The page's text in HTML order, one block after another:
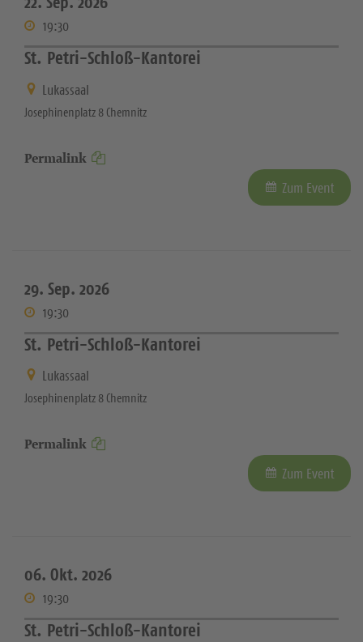
19:30
St. Petri-Schloß-Kantorei
Lukassaal
Josephinenplatz 8 Chemnitz
Permalink
Zum Event
29. Sep. 2026
19:30
St. Petri-Schloß-Kantorei
Lukassaal
Josephinenplatz 8 Chemnitz
Permalink
Zum Event
06. Okt. 2026
19:30
St. Petri-Schloß-Kantorei